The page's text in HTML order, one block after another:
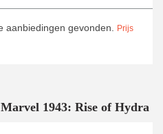
aanbiedingen gevonden.
Prijs
1943: Rise of Hydra